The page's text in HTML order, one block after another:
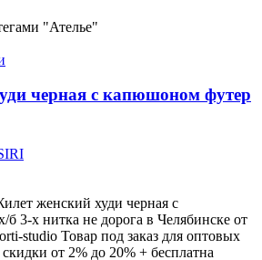
"Ателье"
черная с капюшоном футер
женский худи черная с
3-х нитка не дорога в Челябинске от
studio Товар под заказ для оптовых
от 2% до 20% + бесплатна